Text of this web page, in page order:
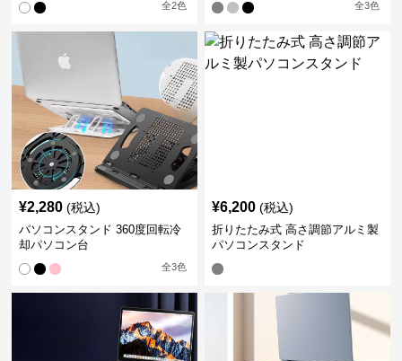
全2色 全3色
¥2,280 (税込)
パソコンスタンド 360度回転冷
却パソコン台
全3色
¥6,200 (税込)
折りたたみ式 高さ調節アルミ製
パソコンスタンド